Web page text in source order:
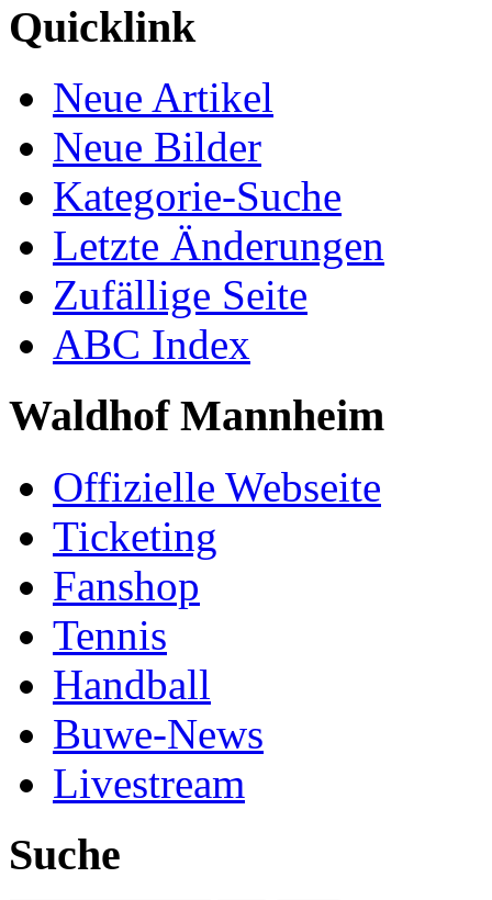
Quicklink
Neue Artikel
Neue Bilder
Kategorie-Suche
Letzte Änderungen
Zufällige Seite
ABC Index
Waldhof Mannheim
Offizielle Webseite
Ticketing
Fanshop
Tennis
Handball
Buwe-News
Livestream
Suche